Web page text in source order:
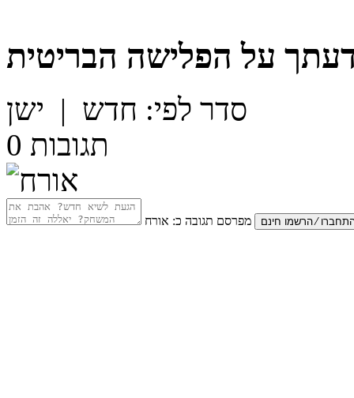
על הפלישה הבריטית
סדר לפי: חדש | ישן
0 תגובות
מפרסם תגובה כ: אורח